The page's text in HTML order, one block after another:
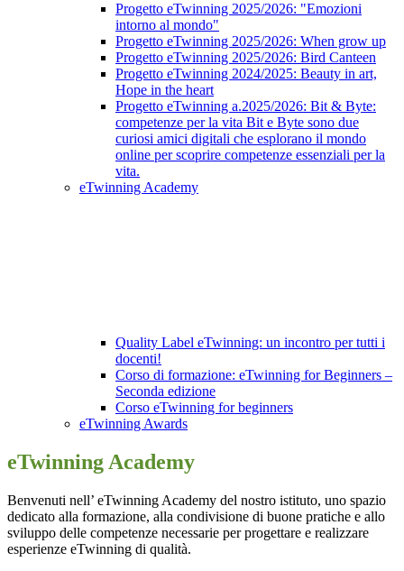
Progetto eTwinning 2025/2026: "Emozioni
intorno al mondo"
Progetto eTwinning 2025/2026: When grow up
Progetto eTwinning 2025/2026: Bird Canteen
Progetto eTwinning 2024/2025: Beauty in art,
Hope in the heart
Progetto eTwinning a.2025/2026: Bit & Byte:
competenze per la vita Bit e Byte sono due
curiosi amici digitali che esplorano il mondo
online per scoprire competenze essenziali per la
vita.
eTwinning Academy
Quality Label eTwinning: un incontro per tutti i
docenti!
Corso di formazione: eTwinning for Beginners –
Seconda edizione
Corso eTwinning for beginners
eTwinning Awards
eTwinning Academy
Benvenuti nell’ eTwinning Academy del nostro istituto, uno spazio
dedicato alla formazione, alla condivisione di buone pratiche e allo
sviluppo delle competenze necessarie per progettare e realizzare
esperienze eTwinning di qualità.